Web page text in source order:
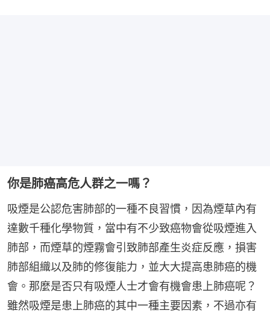
你是肺癌高危人群之一嗎？
吸煙是公認危害肺部的一種不良習慣，因為煙草內有
達數千種化學物質，當中有不少致癌物會從吸煙進入
肺部，而煙草的煙霧會引致肺部產生炎症反應，損害
肺部組織以及肺的修復能力，並大大提高患肺癌的機
會。那麼是否只有吸煙人士才會有機會患上肺癌呢？
雖然吸煙是患上肺癌的其中一種主要因素，不過亦有